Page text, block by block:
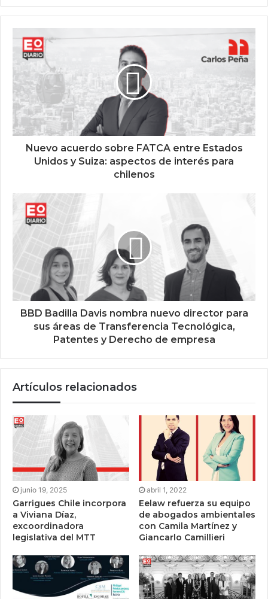
Nuevo acuerdo sobre FATCA entre Estados
Unidos y Suiza: aspectos de interés para
chilenos
BBD Badilla Davis nombra nuevo director para
sus áreas de Transferencia Tecnológica,
Patentes y Derecho de empresa
Artículos relacionados
junio 19, 2025
Garrigues Chile incorpora
a Viviana Díaz,
excoordinadora
legislativa del MTT
abril 1, 2022
Eelaw refuerza su equipo
de abogados ambientales
con Camila Martínez y
Giancarlo Camillieri